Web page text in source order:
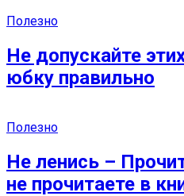
Полезно
Не допускайте
юбку правильно
Полезно
Не ленись –
не прочитаете в